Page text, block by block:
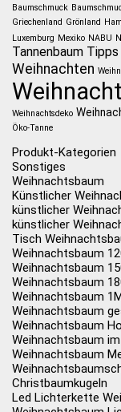
Baumschmuck
Griechenland Grönland
Luxemburg Mexiko NABU
Tannenbaum Tipps
Weihnachten
Weihnachtsdeko
Öko-Tanne
Produkt-Kategorien
Sonstiges
Weihnachtsbaum
Künstlicher
künstlicher
künstlicher
Tisch
Weihnachtsbaum
Weihnachtsbaum
Weihnachtsbaum
Weihnachtsbaum
Weihnachtsbaum
Weihnachtsbaum
Weihnachtsbaum
Weihnachtsbaum
Christbaumkugeln
Led Lichterkette